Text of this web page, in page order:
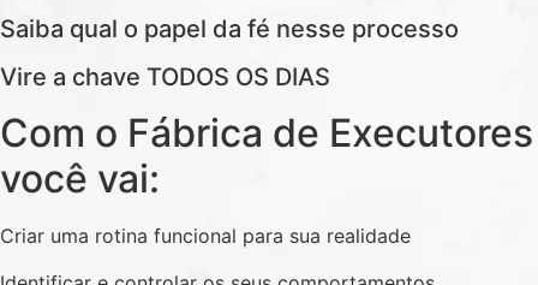
Saiba qual o papel da fé nesse processo
Vire a chave TODOS OS DIAS
Com o Fábrica de Executores
você vai:
Criar uma rotina funcional para sua realidade